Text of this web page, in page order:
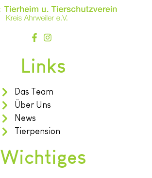
Links
Das Team
Über Uns
News
Tierpension
Wichtiges